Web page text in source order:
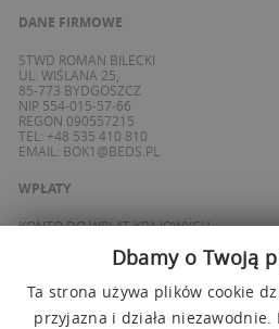
DANE FIRMOWE
STWD ROMAN BILECKI
UL. WIŚLANA 25,
85-773 BYDGOSZCZ
NIP 554-015-57-66
REGON 090557215
TEL: +48 535 410 810
EMAIL: BOK1@BEDS.PL
WPŁATY
KONTO DO WPŁAT KRAJOWYCH:
69 1050 1139 1000 0090 8355 0765
KONTO DO WPŁAT SPOZA POLSKI /
BANK ING
PL 27 1050 1139 1000 0090 8358 3337
SWIFT: INGBPLPW
Dbamy o Twoją
Ta strona używa plików cookie
przyjazna i działa niezawodnie.